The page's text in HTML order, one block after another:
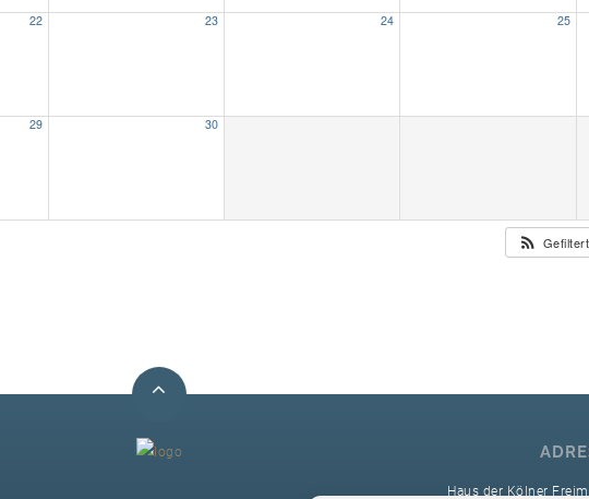
22 23 24 25
29 30
Haus der Kölner